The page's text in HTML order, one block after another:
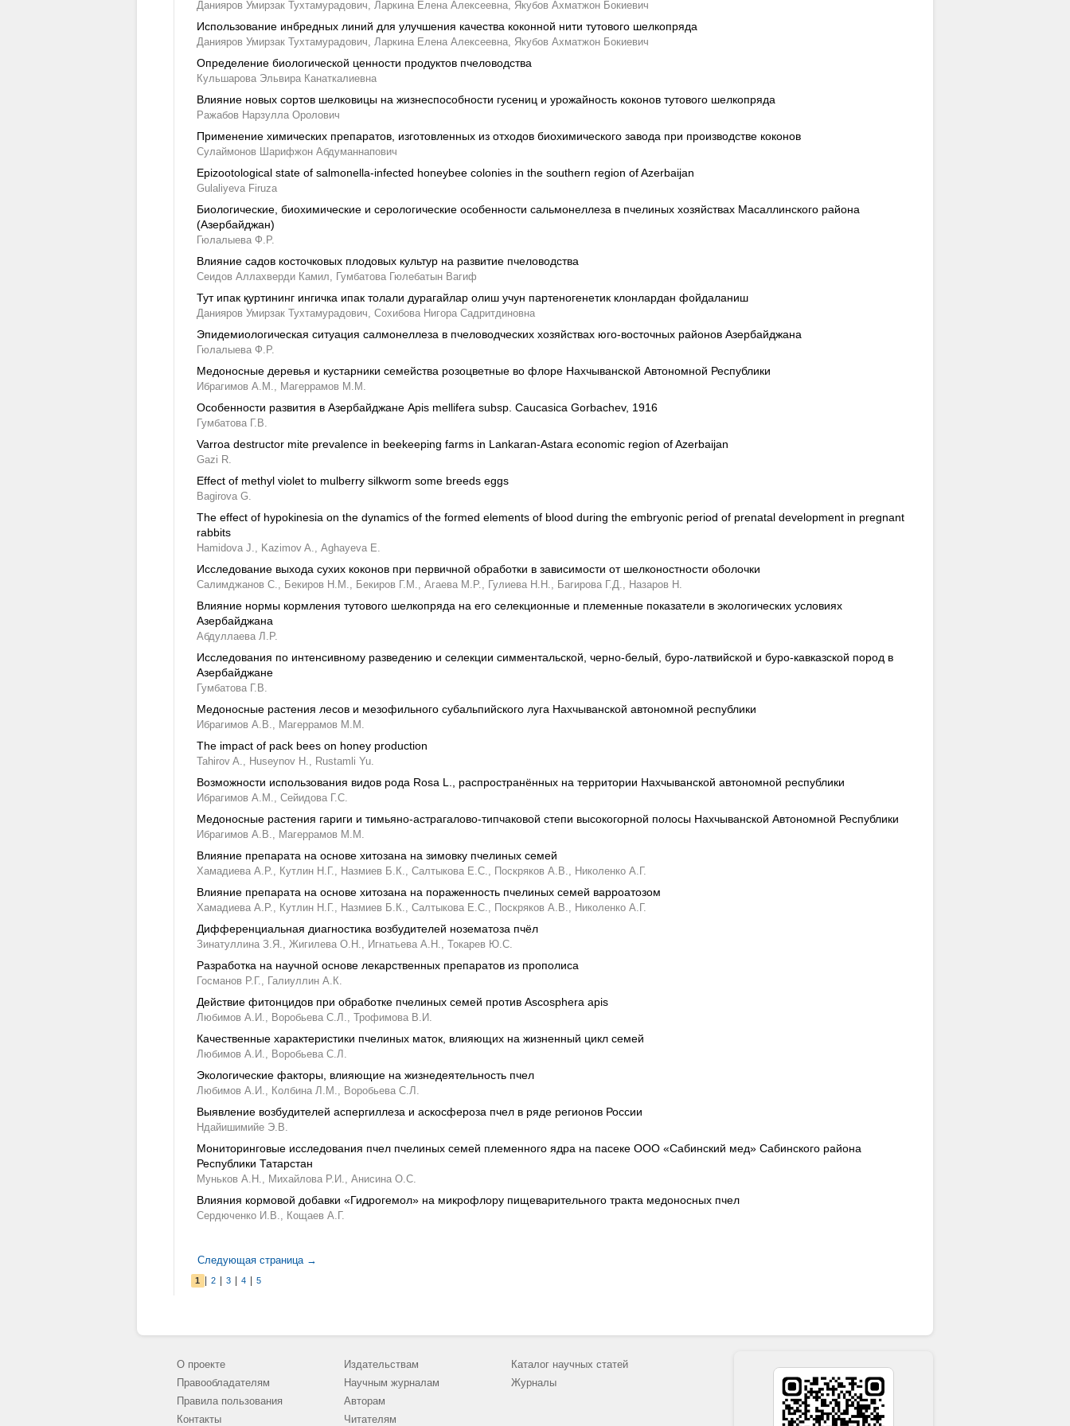
Данияров Умирзак Тухтамурадович, Ларкина Елена Алексеевна, Якубов Ахматжон Бокиевич
Использование инбредных линий для улучшения качества коконной нити тутового шелкопряда
Данияров Умирзак Тухтамурадович, Ларкина Елена Алексеевна, Якубов Ахматжон Бокиевич
Определение биологической ценности продуктов пчеловодства
Кульшарова Эльвира Канаткалиевна
Влияние новых сортов шелковицы на жизнеспособности гусениц и урожайность коконов тутового шелкопряда
Ражабов Нарзулла Оролович
Применение химических препаратов, изготовленных из отходов биохимического завода при производстве коконов
Сулаймонов Шарифжон Абдуманнапович
Epizootological state of salmonella-infected honeybee colonies in the southern region of Azerbaijan
Gulaliyeva Firuza
Биологические, биохимические и серологические особенности сальмонеллеза в пчелиных хозяйствах Масаллинского района
(Азербайджан)
Гюлалыева Ф.Р.
Влияние садов косточковых плодовых культур на развитие пчеловодства
Сеидов Аллахверди Камил, Гумбатова Гюлебатын Вагиф
Тут ипак қуртининг ингичка ипак толали дурагайлар олиш учун партеногенетик клонлардан фойдаланиш
Данияров Умирзак Тухтамурадович, Сохибова Нигора Садритдиновна
Эпидемиологическая ситуация салмонеллеза в пчеловодческих хозяйствах юго-восточных районов Азербайджана
Гюлалыева Ф.Р.
Медоносные деревья и кустарники семейства розоцветные во флоре Нахчыванской Автономной Республики
Ибрагимов А.М., Магеррамов М.М.
Особенности развития в Азербайджане Apis mellifera subsp. Caucasica Gorbachev, 1916
Гумбатова Г.В.
Varroa destructor mite prevalence in beekeeping farms in Lankaran-Astara economic region of Azerbaijan
Gazi R.
Effect of methyl violet to mulberry silkworm some breeds eggs
Bagirova G.
The effect of hypokinesia on the dynamics of the formed elements of blood during the embryonic period of prenatal development in pregnant
rabbits
Hamidova J., Kazimov A., Aghayeva E.
Исследование выхода сухих коконов при первичной обработки в зависимости от шелконостности оболочки
Салимджанов С., Бекиров Н.М., Бекиров Г.М., Агаева М.Р., Гулиева Н.Н., Багирова Г.Д., Назаров Н.
Влияние нормы кормления тутового шелкопряда на его селекционные и племенные показатели в экологических условиях
Азербайджана
Абдуллаева Л.Р.
Исследования по интенсивному разведению и селекции симментальской, черно-белый, буро-латвийской и буро-кавказской пород в
Азербайджане
Гумбатова Г.В.
Медоносные растения лесов и мезофильного субальпийского луга Нахчыванской автономной республики
Ибрагимов А.В., Магеррамов М.М.
The impact of pack bees on honey production
Tahirov A., Huseynov H., Rustamli Yu.
Возможности использования видов рода Rosa L., распространённых на территории Нахчыванской автономной республики
Ибрагимов А.М., Сейидова Г.С.
Mедоносные растения гариги и тимьяно-астрагалово-типчаковой степи высокогорной полосы Нахчыванской Автономной Республики
Ибрагимов А.В., Магеррамов М.М.
Влияние препарата на основе хитозана на зимовку пчелиных семей
Хамадиева А.Р., Кутлин Н.Г., Назмиев Б.К., Салтыкова Е.С., Поскряков А.В., Николенко А.Г.
Влияние препарата на основе хитозана на пораженность пчелиных семей варроатозом
Хамадиева А.Р., Кутлин Н.Г., Назмиев Б.К., Салтыкова Е.С., Поскряков А.В., Николенко А.Г.
Дифференциальная диагностика возбудителей нозематоза пчёл
Зинатуллина З.Я., Жигилева О.Н., Игнатьева А.Н., Токарев Ю.С.
Разработка на научной основе лекарственных препаратов из прополиса
Госманов Р.Г., Галиуллин А.К.
Действие фитонцидов при обработке пчелиных семей против Ascosphera apis
Любимов А.И., Воробьева С.Л., Трофимова В.И.
Качественные характеристики пчелиных маток, влияющих на жизненный цикл семей
Любимов А.И., Воробьева С.Л.
Экологические факторы, влияющие на жизнедеятельность пчел
Любимов А.И., Колбина Л.М., Воробьева С.Л.
Выявление возбудителей аспергиллеза и аскосфероза пчел в ряде регионов России
Ндайишимийе Э.В.
Mониторинговые исследования пчел пчелиных семей племенного ядра на пасеке ООО «Сабинский мед» Сабинского района
Республики Татарстан
Муньков А.Н., Михайлова Р.И., Анисина О.С.
Влияния кормовой добавки «Гидрогемол» на микрофлору пищеварительного тракта медоносных пчел
Сердюченко И.В., Кощаев А.Г.
Следующая страница →
1 2 3 4 5
О проекте
Правообладателям
Правила пользования
Контакты
Издательствам
Научным журналам
Авторам
Читателям
Каталог научных статей
Журналы